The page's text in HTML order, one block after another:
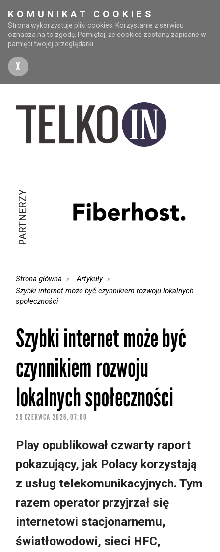
KOMUNIKAT COOKIES
Strona wykorzystuje pliki cookies. Korzystanie z serwisu
oznacza na to zgodę. Pamiętaj, że cookies zostaną zapisane w
pamięci twojej przeglądarki.
X
PARTNERZY
Strona główna
Artykuły
Szybki internet może być czynnikiem rozwoju lokalnych
społeczności
Szybki internet może być
czynnikiem rozwoju
lokalnych społeczności
29 CZERWCA 2026, 07:00
Play opublikował czwarty raport
pokazujący, jak Polacy korzystają
z usług telekomunikacyjnych. Tym
razem operator przyjrzał się
internetowi stacjonarnemu,
światłowodowi, sieci HFC,